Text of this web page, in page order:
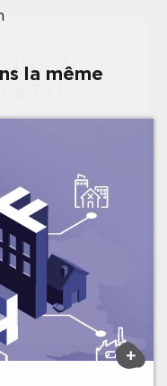
la même
+
À